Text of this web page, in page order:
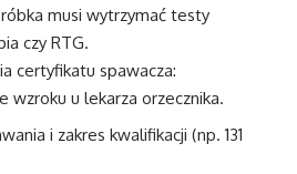
musi wytrzymać testy
czy RTG.
certyfikatu spawacza:
wzroku u lekarza orzecznika.
i zakres kwalifikacji (np. 131